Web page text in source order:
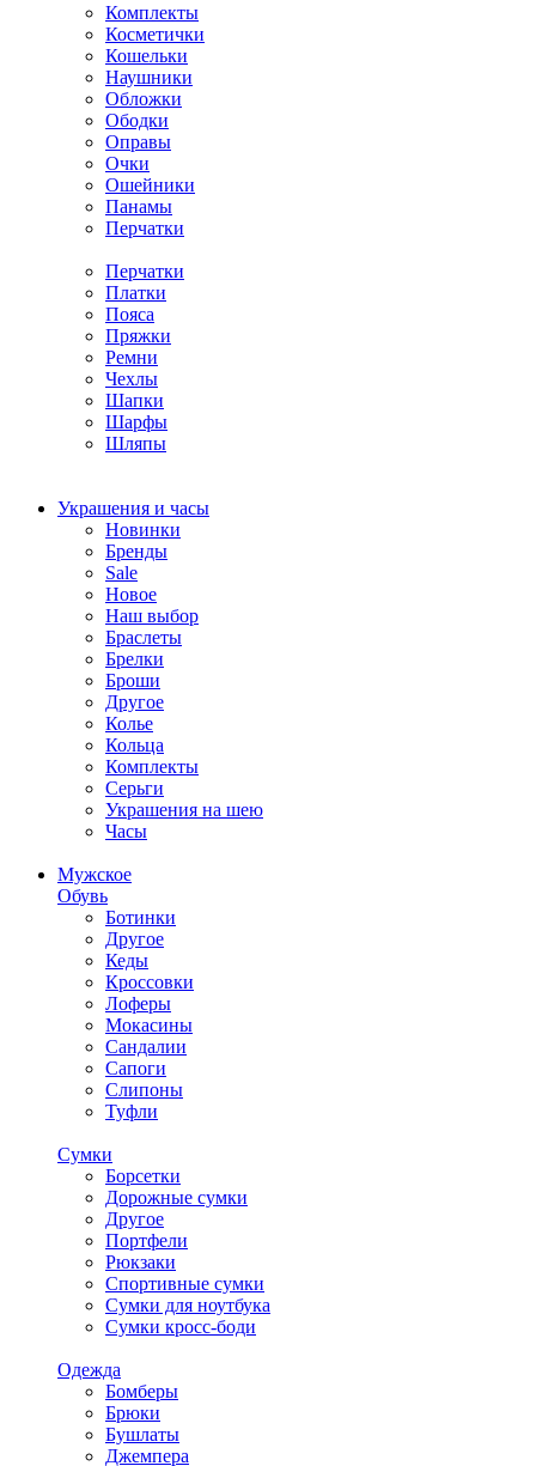
Комплекты
Косметички
Кошельки
Наушники
Обложки
Ободки
Оправы
Очки
Ошейники
Панамы
Перчатки
Перчатки
Платки
Пояса
Пряжки
Ремни
Чехлы
Шапки
Шарфы
Шляпы
Украшения и часы
Новинки
Бренды
Sale
Новое
Наш выбор
Браслеты
Брелки
Броши
Другое
Колье
Кольца
Комплекты
Серьги
Украшения на шею
Часы
Мужское
Обувь
Ботинки
Другое
Кеды
Кроссовки
Лоферы
Мокасины
Сандалии
Сапоги
Слипоны
Туфли
Сумки
Борсетки
Дорожные сумки
Другое
Портфели
Рюкзаки
Спортивные сумки
Сумки для ноутбука
Сумки кросс-боди
Одежда
Бомберы
Брюки
Бушлаты
Джемпера